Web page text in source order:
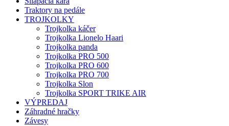
Traktory na pedále
TROJKOLKY
Trojkolka káčer
Trojkolka Lionelo Haari
Trojkolka panda
Trojkolka PRO 500
Trojkolka PRO 600
Trojkolka PRO 700
Trojkolka Slon
Trojkolka SPORT TRIKE AIR
VÝPREDAJ
Záhradné hračky
Závesy